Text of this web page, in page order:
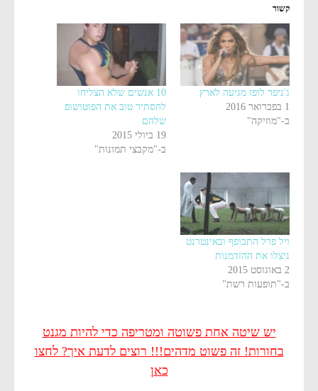
קשור
ג'ניפר לופז מגיעה לארץ
1 בפברואר 2016
ב-"מוזיקה"
10 אנשים שלא הצליחו
להסתיר טוב את הפוטושופ
שלהם
19 ביולי 2015
ב-"מקבצי תמונות"
ויל פרל התכופף ובאינטרנט
ניצלו את ההזדמנות
2 באוגוסט 2015
ב-"תופעות רשת"
יש שיטה אחת פשוטה ומטריפה כדי להיות מגנט
בחורות! זה פשוט מדהים!!! רוצים לדעת איך? לחצו
כאן